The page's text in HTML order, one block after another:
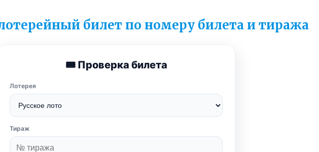
билет по номеру билета и тиража
🎟 Проверка билета
Лотерея
Тираж